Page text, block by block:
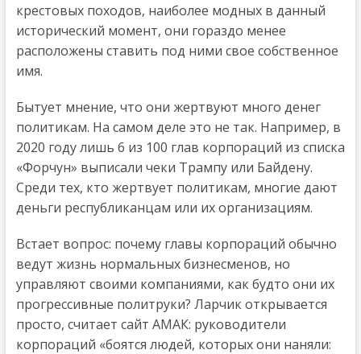
крестовых походов, наиболее модных в данный
исторический момент, они гораздо менее
расположены ставить под ними свое собственное
имя.
Бытует мнение, что они жертвуют много денег
политикам. На самом деле это не так. Например, в
2020 году лишь 6 из 100 глав корпораций из списка
«Форчун» выписали чеки Трампу или Байдену.
Среди тех, кто жертвует политикам, многие дают
деньги республиканцам или их организациям.
Встает вопрос: почему главы корпораций обычно
ведут жизнь нормальных бизнесменов, но
управляют своими компаниями, как будто они их
прогрессивные политруки? Ларчик открывается
просто, считает сайт АМАК: руководители
корпораций «боятся людей, которых они наняли: